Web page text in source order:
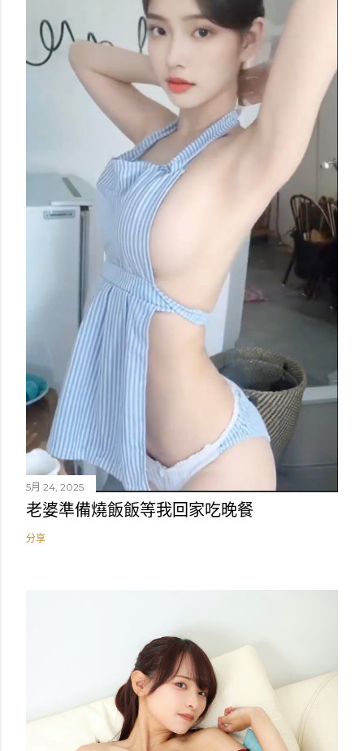
5月 24, 2025
老婆準備燒飯飯等我回家吃晚餐
分享